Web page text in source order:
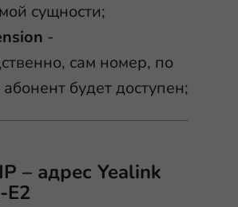
сущности;
-
сам номер, по
будет доступен;
– адрес Yealink
E2